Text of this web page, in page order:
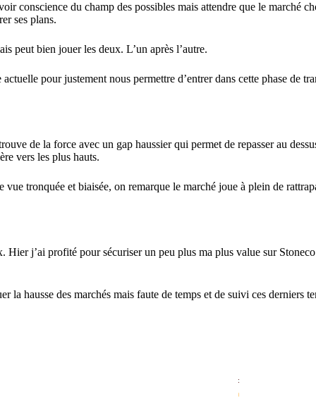
conscience du champ des possibles mais attendre que le marché
ses plans.
peut bien jouer les deux. L’un après l’autre.
pour justement nous permettre d’entrer dans cette phase de
de la force avec un gap haussier qui permet de repasser au
vers les plus hauts.
tronquée et biaisée, on remarque le marché joue à plein de
j’ai profité pour sécuriser un peu plus ma plus value sur
hausse des marchés mais faute de temps et de suivi ces derniers